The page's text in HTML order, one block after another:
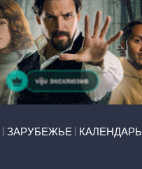
ЗАРУБЕЖЬЕ КАЛЕНДАРЬ